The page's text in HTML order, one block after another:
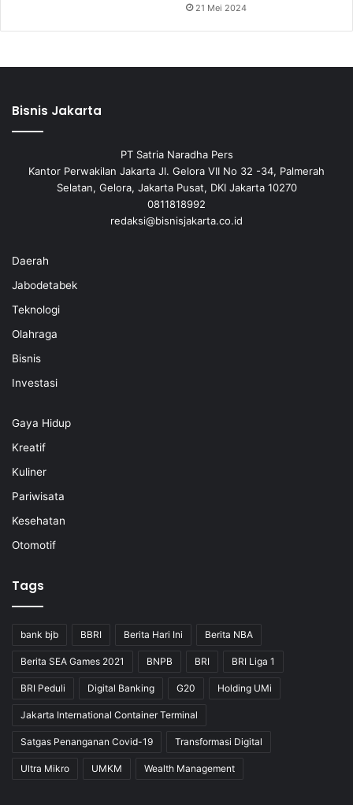
21 Mei 2024
Bisnis Jakarta
PT Satria Naradha Pers
Kantor Perwakilan Jakarta Jl. Gelora VII No 32 -34, Palmerah
Selatan, Gelora, Jakarta Pusat, DKI Jakarta 10270
0811818992
redaksi@bisnisjakarta.co.id
Daerah
Jabodetabek
Teknologi
Olahraga
Bisnis
Investasi
Gaya Hidup
Kreatif
Kuliner
Pariwisata
Kesehatan
Otomotif
Tags
bank bjb BBRI Berita Hari Ini Berita NBA
Berita SEA Games 2021 BNPB BRI BRI Liga 1
BRI Peduli Digital Banking G20 Holding UMi
Jakarta International Container Terminal
Satgas Penanganan Covid-19 Transformasi Digital
Ultra Mikro UMKM Wealth Management